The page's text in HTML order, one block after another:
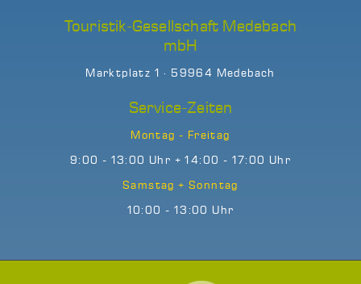
Touristik-Gesellschaft Medebach
mbH
Marktplatz 1 · 59964 Medebach
Service-Zeiten
Montag - Freitag
9:00 - 13:00 Uhr + 14:00 - 17:00 Uhr
Samstag + Sonntag
10:00 - 13:00 Uhr